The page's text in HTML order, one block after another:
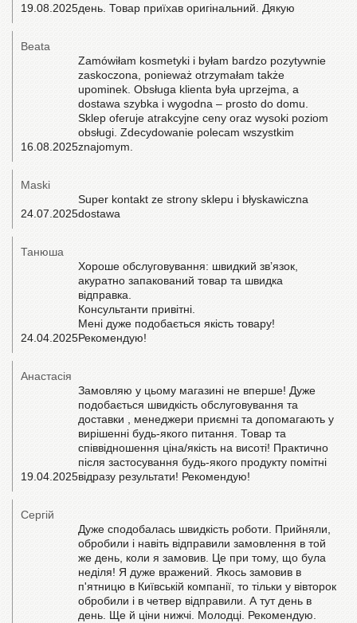
19.08.2025день. Товар приїхав оригінальний. Дякую
Beata
16.08.2025
Zamówiłam kosmetyki i byłam bardzo pozytywnie
zaskoczona, ponieważ otrzymałam także
upominek. Obsługa klienta była uprzejma, a
dostawa szybka i wygodna – prosto do domu.
Sklep oferuje atrakcyjne ceny oraz wysoki poziom
obsługi. Zdecydowanie polecam wszystkim
znajomym.
Maski
24.07.2025
Super kontakt ze strony sklepu i błyskawiczna
dostawa
Танюша
24.04.2025
Хороше обслуговування: швидкий звʼязок,
акуратно запакований товар та швидка
відправка.
Консультанти привітні.
Мені дуже подобається якість товару!
Рекомендую!
Анастасія
19.04.2025
Замовляю у цьому магазині не вперше! Дуже
подобається швидкість обслуговування та
доставки , менеджери приємні та допомагають у
вирішенні будь-якого питання. Товар та
співвідношення ціна/якість на висоті! Практично
після застосування будь-якого продукту помітні
відразу результати! Рекомендую!
Сергій
Дуже сподобалась швидкість роботи. Прийняли,
обробили і навіть відправили замовлення в той
же день, коли я замовив. Це при тому, що була
неділя! Я дуже вражений. Якось замовив в
п'ятницю в Київській компанії, то тільки у вівторок
обробили і в четвер відправили. А тут день в
день. Ще й ціни нижчі. Молодці. Рекомендую.